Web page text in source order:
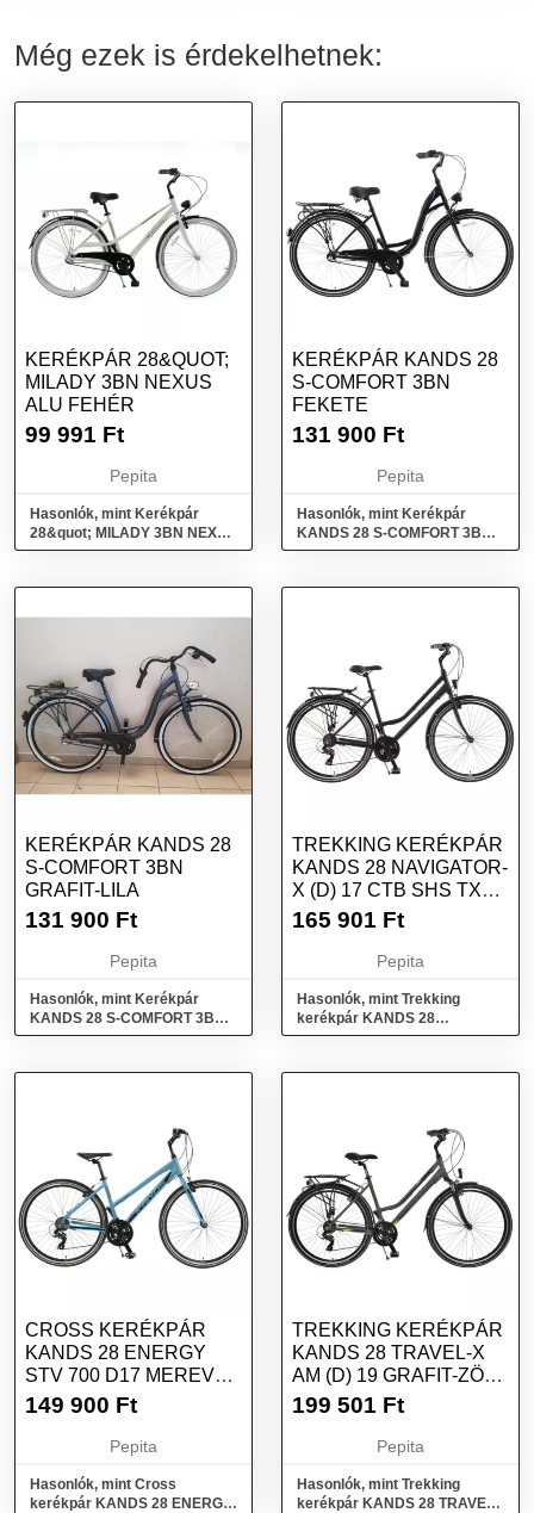
Még ezek is érdekelhetnek:
KERÉKPÁR 28&QUOT;
MILADY 3BN NEXUS
ALU FEHÉR
99 991 Ft
Pepita
Hasonlók, mint Kerékpár
28&quot; MILADY 3BN NEXUS
ALU FEHÉR
KERÉKPÁR KANDS 28
S-COMFORT 3BN
FEKETE
131 900 Ft
Pepita
Hasonlók, mint Kerékpár
KANDS 28 S-COMFORT 3BN
FEKETE
KERÉKPÁR KANDS 28
S-COMFORT 3BN
GRAFIT-LILA
131 900 Ft
Pepita
Hasonlók, mint Kerékpár
KANDS 28 S-COMFORT 3BN
Grafit-Lila
TREKKING KERÉKPÁR
KANDS 28 NAVIGATOR-
X (D) 17 CTB SHS TX
LILA SZÍNŰ
165 901 Ft
Pepita
Hasonlók, mint Trekking
kerékpár KANDS 28
NAVIGATOR-X (D) 17 CTB
CROSS KERÉKPÁR
KANDS 28 ENERGY
STV 700 D17 MEREV
VILLÁS TÜRKIZ SZÍNŰ
149 900 Ft
Pepita
Hasonlók, mint Cross
kerékpár KANDS 28 ENERGY
TREKKING KERÉKPÁR
KANDS 28 TRAVEL-X
AM (D) 19 GRAFIT-ZÖLD
SZÍNŰ
199 501 Ft
Pepita
Hasonlók, mint Trekking
kerékpár KANDS 28 TRAVEL-